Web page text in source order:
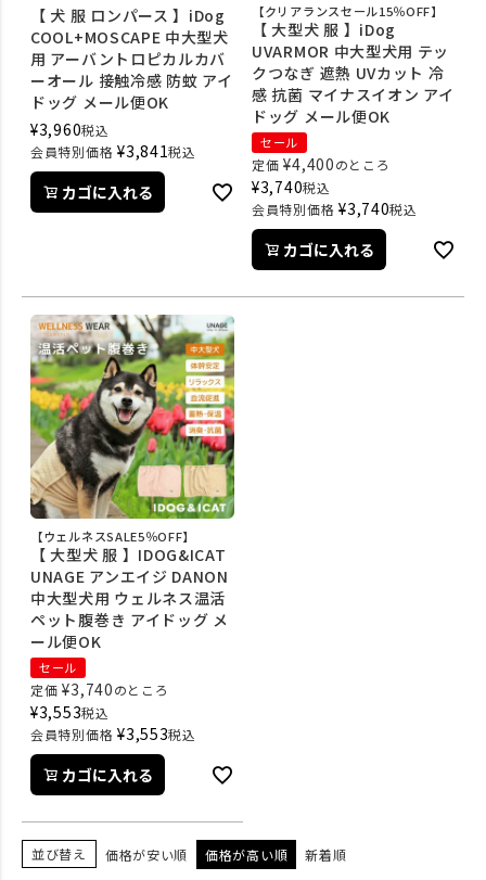
【 犬 服 ロンパース 】iDog
COOL+MOSCAPE 中大型犬
用 アーバントロピカルカバ
ーオール 接触冷感 防蚊 アイ
ドッグ メール便OK
¥3,960税込
会員特別価格 ¥3,841税込
カゴに入れる
【クリアランスセール15％OFF】
【 大型犬 服 】iDog
UVARMOR 中大型犬用 テッ
クつなぎ 遮熱 UVカット 冷
感 抗菌 マイナスイオン アイ
ドッグ メール便OK
セール
定価 ¥4,400のところ
¥3,740税込
会員特別価格 ¥3,740税込
カゴに入れる
【ウェルネスSALE5％OFF】
【 大型犬 服 】IDOG&ICAT
UNAGE アンエイジ DANON
中大型犬用 ウェルネス温活
ペット腹巻き アイドッグ メ
ール便OK
セール
定価 ¥3,740のところ
¥3,553税込
会員特別価格 ¥3,553税込
カゴに入れる
並び替え 価格が安い順 価格が高い順 新着順